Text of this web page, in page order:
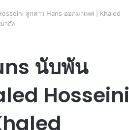
ลูกสาว Haris ออกมาเพศ | Khaled
าถึง
นับพัน
Hosseini